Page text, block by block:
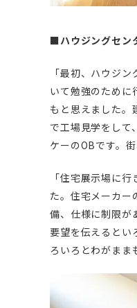
■ハウジングセン
「最初、ハウジ
いて勉強のために
もと思えました。
で工場見学をして
ケーのOBです。
「住宅展示場に
た。住宅メーカー
備、仕様に制限が
要望を伝えるとい
ろいろとわがまま